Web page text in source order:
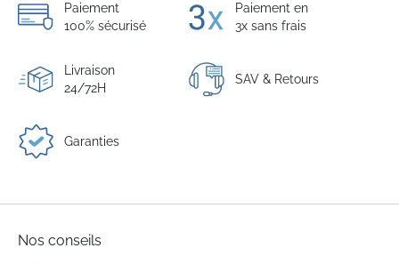
Paiement
100% sécurisé
Paiement en
3x sans frais
Livraison
24/72H
SAV & Retours
Garanties
Nos conseils